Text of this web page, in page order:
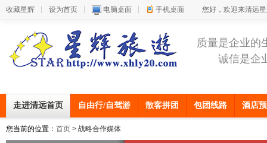
收藏星辉 设为首页 电脑桌面 手机桌面 您好，欢迎来清远
质量是企业的
诚信是企
走进清远首页 自由行/自驾游 散客拼团 包团线路 酒店
您当前的位置： 首页 > 战略合作媒体